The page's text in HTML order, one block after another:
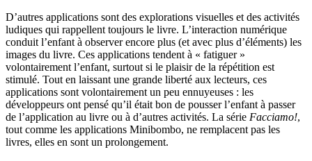
D’autres applications sont des explorations visuelles et des activités
ludiques qui rappellent toujours le livre. L’interaction numérique
conduit l’enfant à observer encore plus (et avec plus d’éléments) les
images du livre. Ces applications tendent à « fatiguer »
volontairement l’enfant, surtout si le plaisir de la répétition est
stimulé. Tout en laissant une grande liberté aux lecteurs, ces
applications sont volontairement un peu ennuyeuses : les
développeurs ont pensé qu’il était bon de pousser l’enfant à passer
de l’application au livre ou à d’autres activités. La série Facciamo!,
tout comme les applications Minibombo, ne remplacent pas les
livres, elles en sont un prolongement.